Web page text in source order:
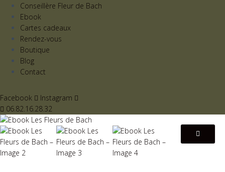
Conseillère Fleur de Bach
Ebook
Cartes cadeaux
Rendez-vous
Boutique
Blog
Contact
Facebook
Instagram
06.82.16.28.32